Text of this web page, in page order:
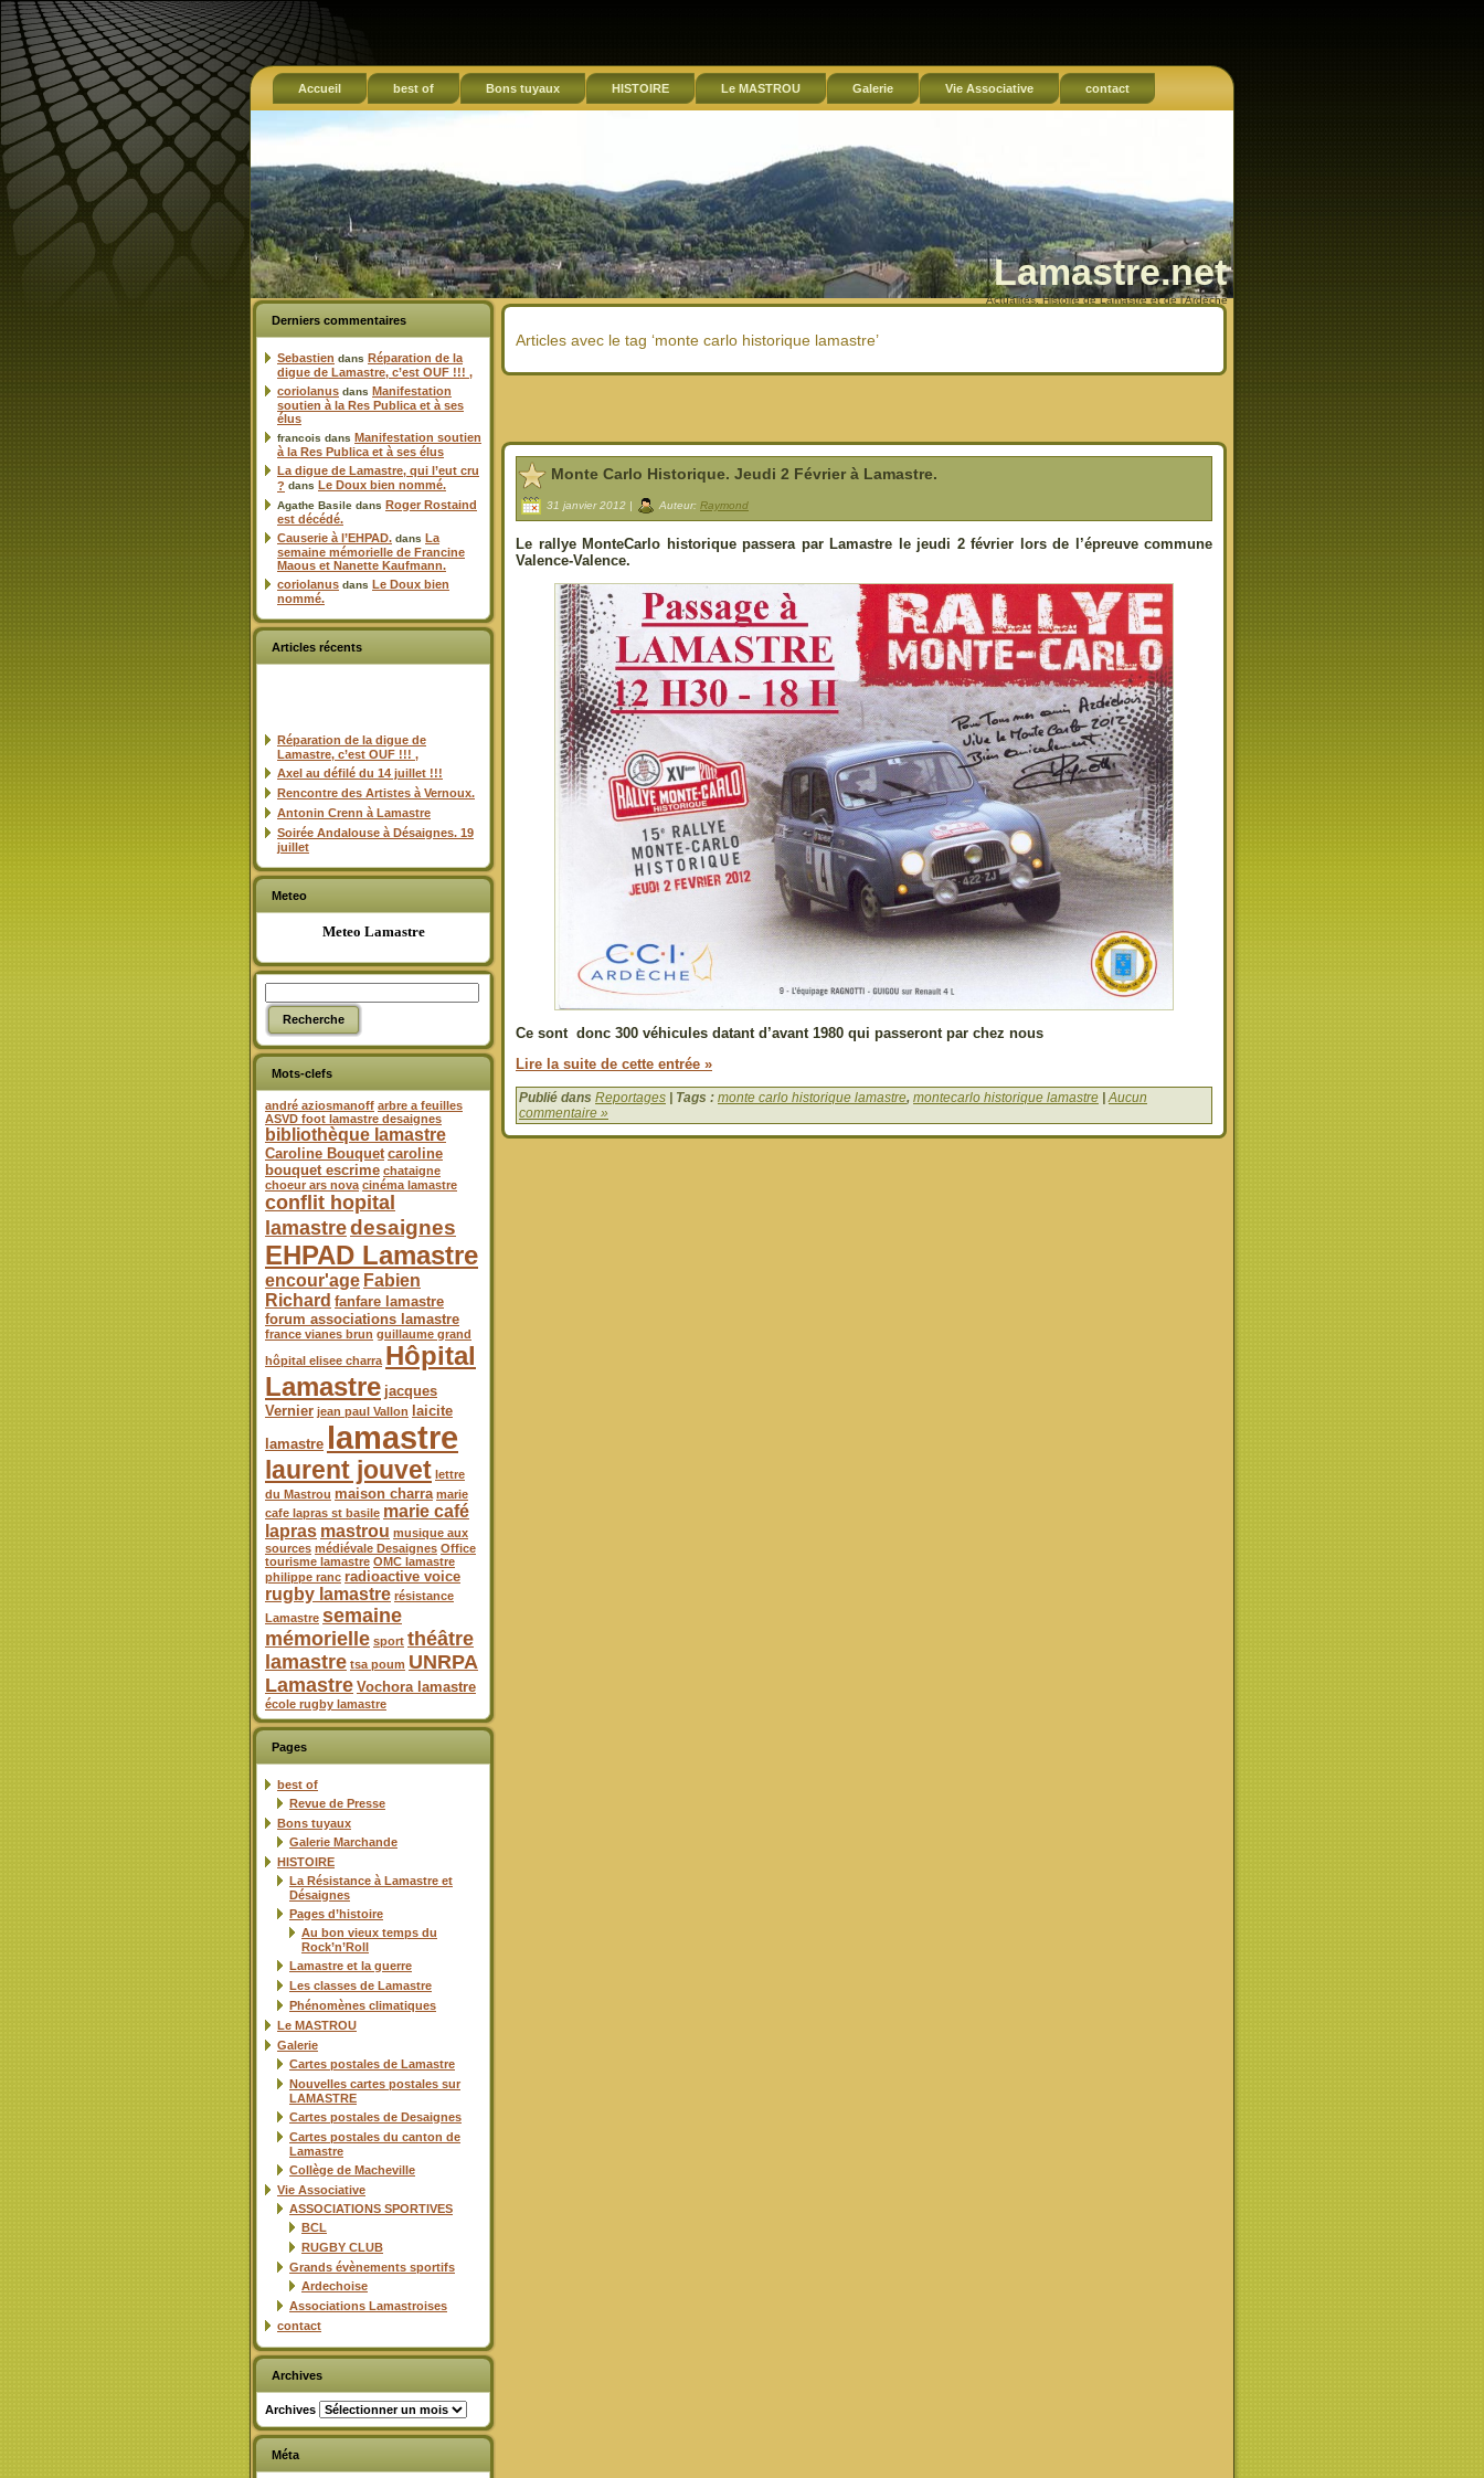
Accueil best of Bons tuyaux HISTOIRE Le MASTROU Galerie Vie Associative contact
Lamastre.net
Actualités, Histoire de Lamastre et de l'Ardèche
Derniers commentaires
Sebastien dans Réparation de la
digue de Lamastre, c’est OUF !!! ,
coriolanus dans Manifestation
soutien à la Res Publica et à ses
élus
francois dans Manifestation soutien
à la Res Publica et à ses élus
La digue de Lamastre, qui l’eut cru
? dans Le Doux bien nommé.
Agathe Basile dans Roger Rostaind
est décédé.
Causerie à l’EHPAD. dans La
semaine mémorielle de Francine
Maous et Nanette Kaufmann.
coriolanus dans Le Doux bien
nommé.
Articles récents
Réparation de la digue de
Lamastre, c’est OUF !!! ,
Axel au défilé du 14 juillet !!!
Rencontre des Artistes à Vernoux.
Antonin Crenn à Lamastre
Soirée Andalouse à Désaignes. 19
juillet
Meteo
Meteo Lamastre
Mots-clefs
andré aziosmanoff arbre a feuilles
ASVD foot lamastre desaignes
bibliothèque lamastre
Caroline Bouquet caroline
bouquet escrime chataigne
choeur ars nova cinéma lamastre
conflit hopital
lamastredesaignes
EHPAD Lamastre
encour'age Fabien
Richard fanfare lamastre
forum associations lamastre
france vianes brun guillaume grand
hôpital elisee charra Hôpital
Lamastre jacques
Vernier jean paul Vallon
laicite
lamastre lamastre
laurent jouvet lettre
du Mastrou maison charra marie
cafe lapras st basile marie café
lapras mastrou musique aux
sources médiévale Desaignes Office
tourisme lamastre OMC lamastre
philippe ranc radioactive voice
rugby lamastre résistance
Lamastre semaine
mémorielle sport théâtre
lamastre tsa poum UNRPA
Lamastre Vochora lamastre
école rugby lamastre
Pages
best of
Revue de Presse
Bons tuyaux
Galerie Marchande
HISTOIRE
La Résistance à Lamastre et
Désaignes
Pages d’histoire
Au bon vieux temps du
Rock’n’Roll
Lamastre et la guerre
Les classes de Lamastre
Phénomènes climatiques
Le MASTROU
Galerie
Cartes postales de Lamastre
Nouvelles cartes postales sur
LAMASTRE
Cartes postales de Desaignes
Cartes postales du canton de
Lamastre
Collège de Macheville
Vie Associative
ASSOCIATIONS SPORTIVES
BCL
RUGBY CLUB
Grands évènements sportifs
Ardechoise
Associations Lamastroises
contact
Archives
Archives
Méta
Articles avec le tag ‘monte carlo historique lamastre’
Monte Carlo Historique. Jeudi 2 Février à Lamastre.
31 janvier 2012 | Auteur: Raymond
Le rallye MonteCarlo historique passera par Lamastre le jeudi 2 février lors de l’épreuve commune
Valence-Valence.
Ce sont donc 300 véhicules datant d’avant 1980 qui passeront par chez nous
Lire la suite de cette entrée »
Publié dans Reportages | Tags : monte carlo historique lamastre, montecarlo historique lamastre |Aucun
commentaire »